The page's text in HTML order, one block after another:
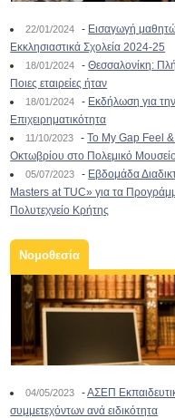
22/01/2024 - Εισαγωγή
Εκκλησιαστικά Σχολεία 2024-25
18/01/2024 -Θεσσαλονίκη:
Ποιες εταιρείες ήταν
18/01/2024 - Εκδήλωση για
Επιχειρηματικότητα
11/10/2023 -To My Gap Feel
Οκτωβρίου στο Πολεμικό
05/07/2023 - Εβδομάδα
Masters at TUC» για τα
Πολυτεχνείο Κρήτης
Νομοθεσία
04/05/2023 -ΑΣΕΠ
συμμετεχόντων ανά ειδικότητα